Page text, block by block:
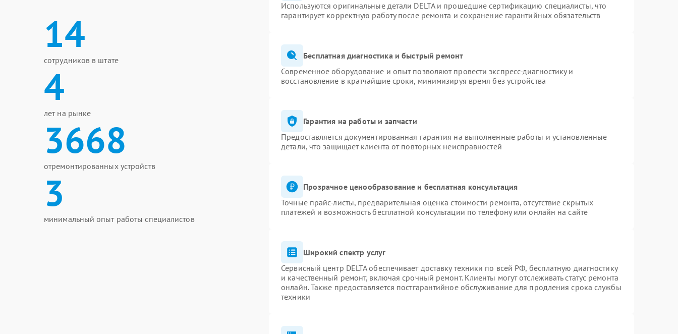
14
сотрудников в штате
4
лет на рынке
3668
отремонтированных устройств
3
минимальный опыт работы специалистов
Используются оригинальные детали DELTA и прошедшие сертификацию специалисты, что
гарантирует корректную работу после ремонта и сохранение гарантийных обязательств
Бесплатная диагностика и быстрый ремонт
Современное оборудование и опыт позволяют провести экспресс-диагностику и
восстановление в кратчайшие сроки, минимизируя время без устройства
Гарантия на работы и запчасти
Предоставляется документированная гарантия на выполненные работы и установленные
детали, что защищает клиента от повторных неисправностей
Прозрачное ценообразование и бесплатная консультация
Точные прайс-листы, предварительная оценка стоимости ремонта, отсутствие скрытых
платежей и возможность бесплатной консультации по телефону или онлайн на сайте
Широкий спектр услуг
Сервисный центр DELTA обеспечивает доставку техники по всей РФ, бесплатную диагностику
и качественный ремонт, включая срочный ремонт. Клиенты могут отслеживать статус ремонта
онлайн. Также предоставляется постгарантийное обслуживание для продления срока службы
техники